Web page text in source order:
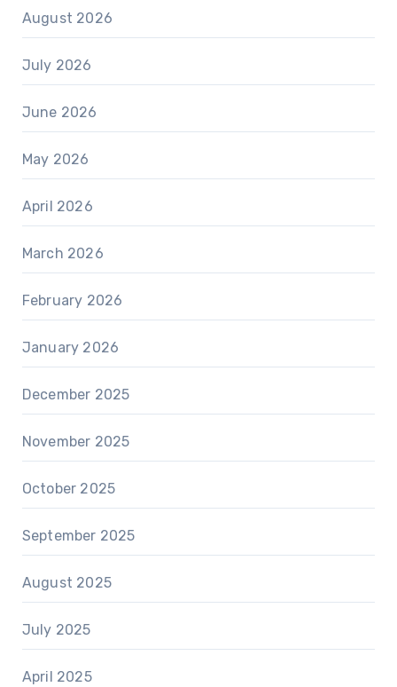
August 2026
July 2026
June 2026
May 2026
April 2026
March 2026
February 2026
January 2026
December 2025
November 2025
October 2025
September 2025
August 2025
July 2025
April 2025